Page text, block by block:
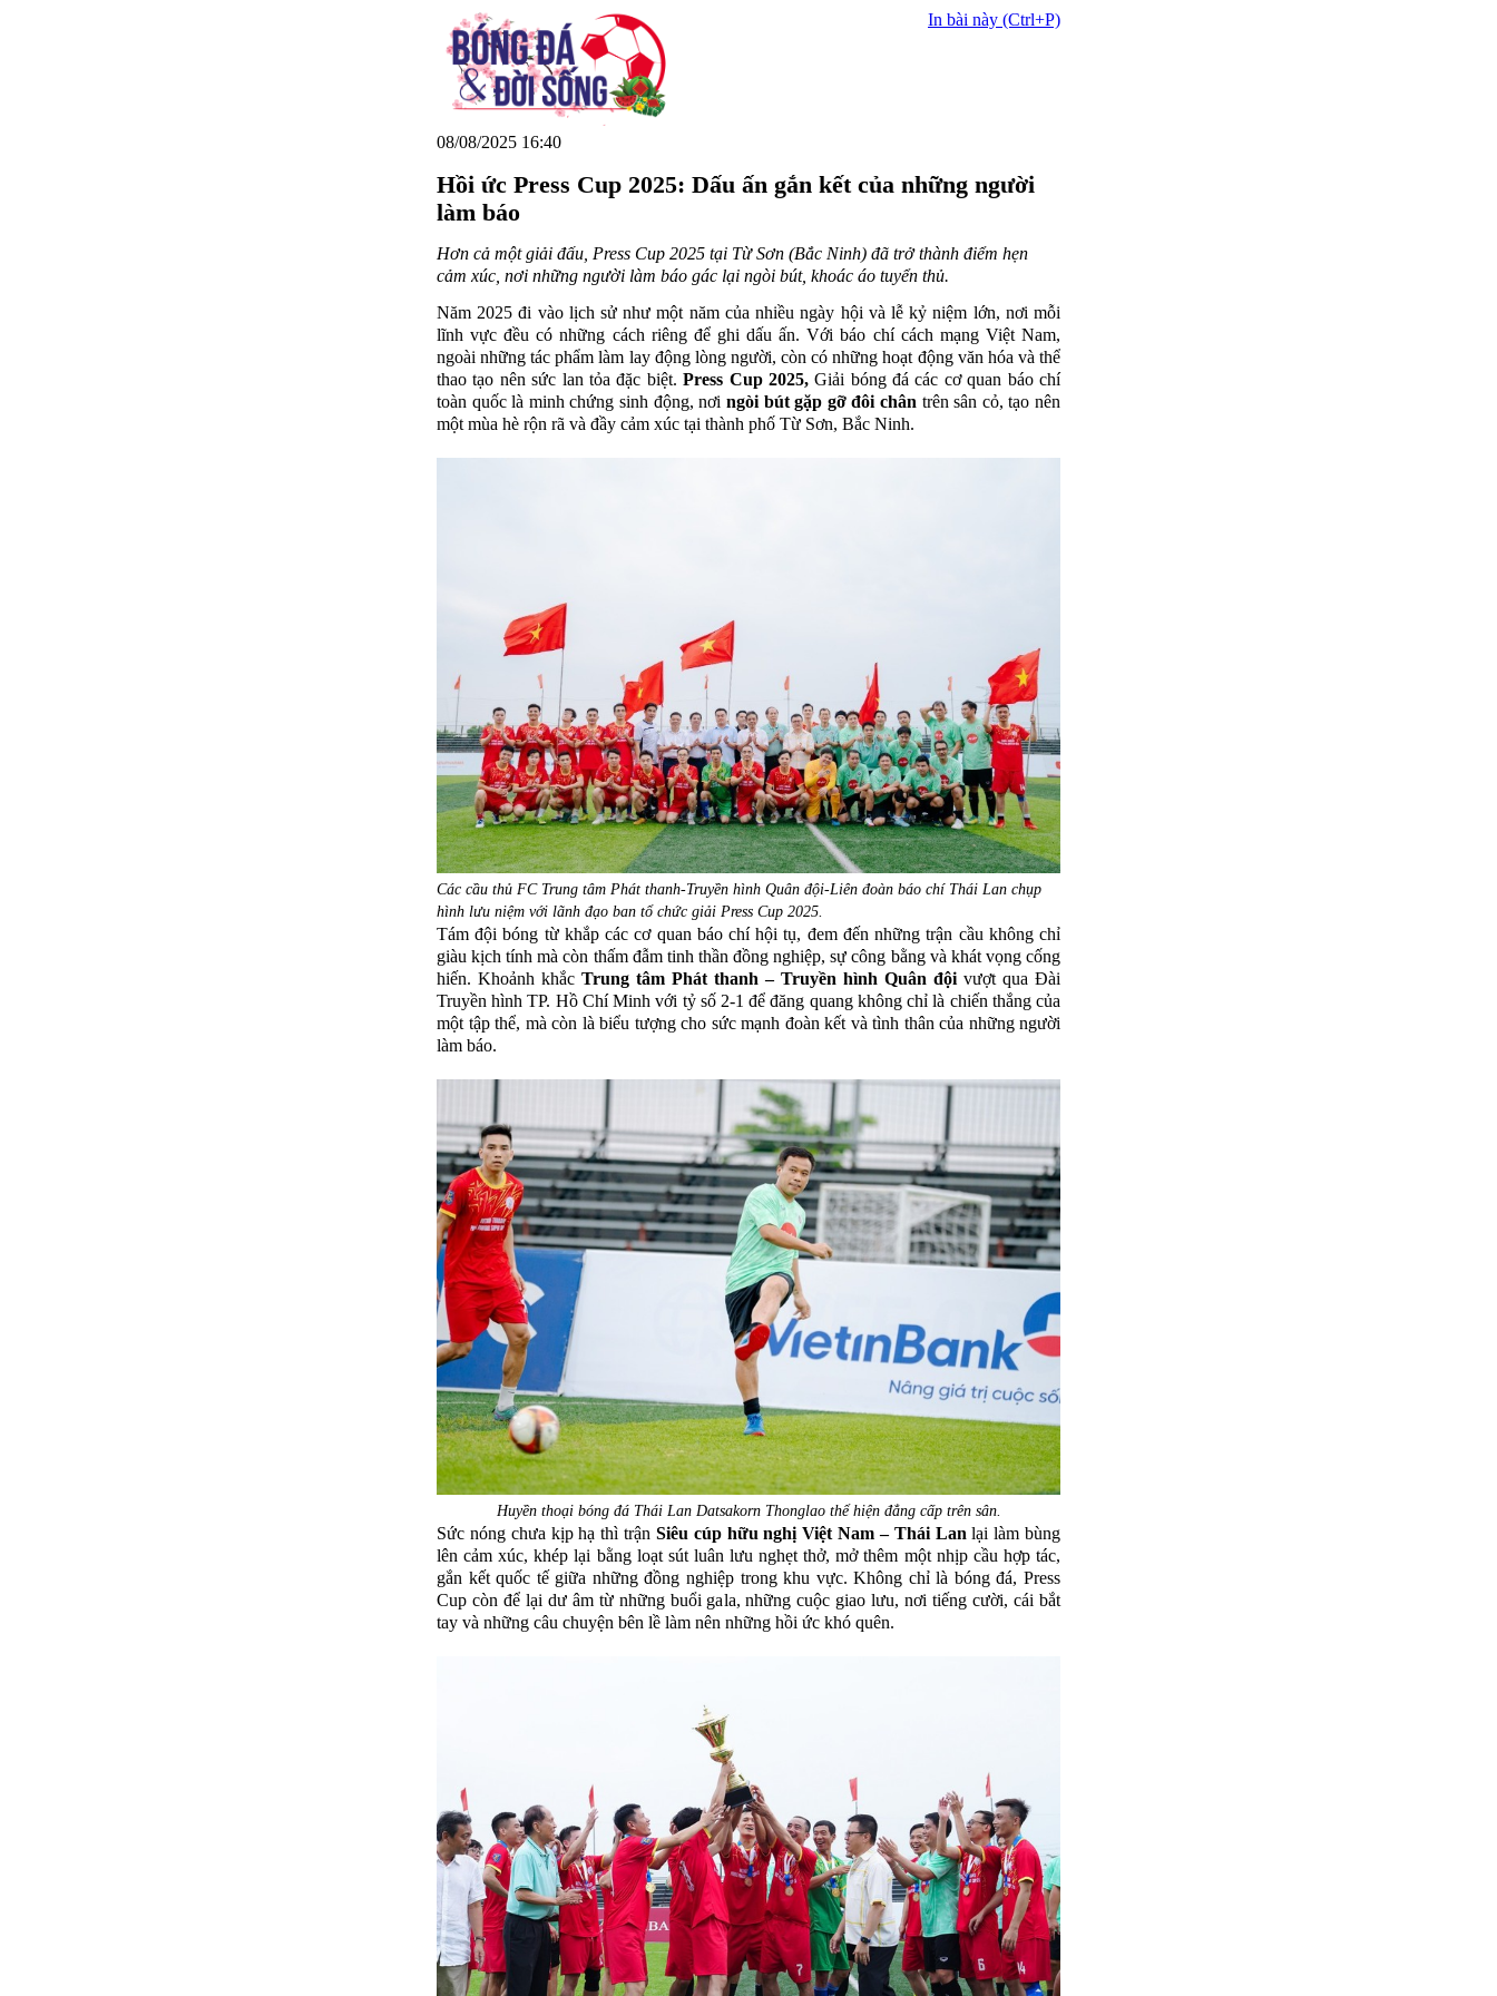
08/08/2025 16:40
In bài này (Ctrl+P)
Hồi ức Press Cup 2025: Dấu ấn gắn kết của những người
làm báo
Hơn cả một giải đấu, Press Cup 2025 tại Từ Sơn (Bắc Ninh) đã trở thành điểm hẹn
cảm xúc, nơi những người làm báo gác lại ngòi bút, khoác áo tuyển thủ.
Năm 2025 đi vào lịch sử như một năm của nhiều ngày hội và lễ kỷ niệm lớn, nơi mỗi
lĩnh vực đều có những cách riêng để ghi dấu ấn. Với báo chí cách mạng Việt Nam,
ngoài những tác phẩm làm lay động lòng người, còn có những hoạt động văn hóa và thể
thao tạo nên sức lan tỏa đặc biệt.Press Cup 2025,Giải bóng đá các cơ quan báo chí
toàn quốc là minh chứng sinh động, nơi ngòi bút gặp gỡ đôi chân trên sân cỏ, tạo nên
một mùa hè rộn rã và đầy cảm xúc tại thành phố Từ Sơn, Bắc Ninh.
Các cầu thủ FC Trung tâm Phát thanh-Truyền hình Quân đội-Liên đoàn báo chí Thái Lan chụp
hình lưu niệm với lãnh đạo ban tổ chức giải Press Cup 2025.
Tám đội bóng từ khắp các cơ quan báo chí hội tụ, đem đến những trận cầu không chỉ
giàu kịch tính mà còn thấm đẫm tinh thần đồng nghiệp, sự công bằng và khát vọng cống
hiến. Khoảnh khắc Trung tâm Phát thanh – Truyền hình Quân đội vượt qua Đài
Truyền hình TP. Hồ Chí Minh với tỷ số 2-1 để đăng quang không chỉ là chiến thắng của
một tập thể, mà còn là biểu tượng cho sức mạnh đoàn kết và tình thân của những người
làm báo.
Huyền thoại bóng đá Thái Lan Datsakorn Thonglao thể hiện đẳng cấp trên sân.
Sức nóng chưa kịp hạ thì trận Siêu cúp hữu nghị Việt Nam – Thái Lan lại làm bùng
lên cảm xúc, khép lại bằng loạt sút luân lưu nghẹt thở, mở thêm một nhịp cầu hợp tác,
gắn kết quốc tế giữa những đồng nghiệp trong khu vực. Không chỉ là bóng đá, Press
Cup còn để lại dư âm từ những buổi gala, những cuộc giao lưu, nơi tiếng cười, cái bắt
tay và những câu chuyện bên lề làm nên những hồi ức khó quên.